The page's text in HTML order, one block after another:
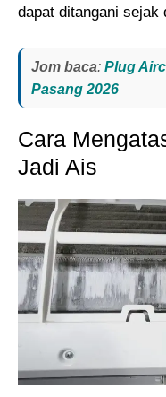
dapat ditangani sejak
Jom baca: Plug
Pasang 2026
Cara
Jadi Ais